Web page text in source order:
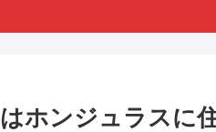
ホンジュラスに